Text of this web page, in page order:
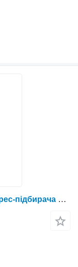
Шестерня КПП Welger 0307.74 до прес-підбирача Welger AP 52,53,530